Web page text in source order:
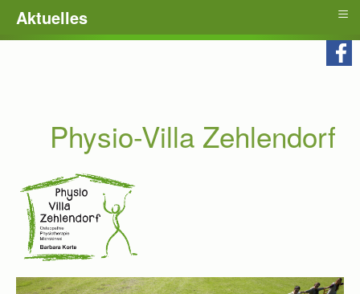
Physio-Villa Zehlendorf
Aktuelles ≡